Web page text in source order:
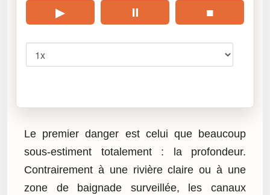
▶ ⏸ ■
Le premier danger est celui que beaucoup
sous-estiment totalement : la profondeur.
Contrairement à une rivière claire ou à une
zone de baignade surveillée, les canaux